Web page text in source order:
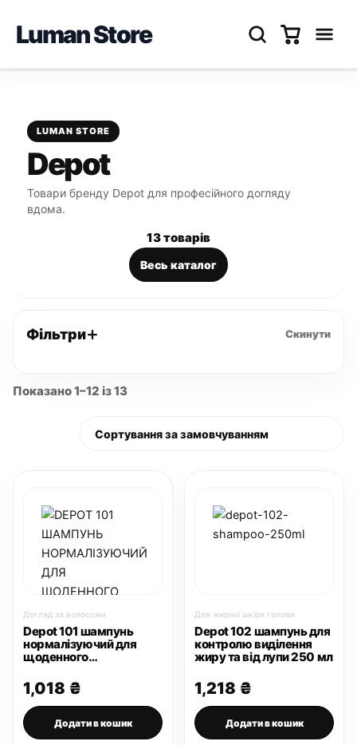
Luman Store
LUMAN STORE
Depot
Товари бренду Depot для професійного догляду
вдома.
13 товарів
Весь каталог
Фільтри Скинути
Показано 1–12 із 13
Догляд за волоссям
Depot 101 шампунь
нормалізуючий для
щоденного
1,018 ₴
Додати в кошик
Для жирної шкіри голови
Depot 102 шампунь для
контролю виділення
жиру та від лупи 250 мл
1,218 ₴
Додати в кошик